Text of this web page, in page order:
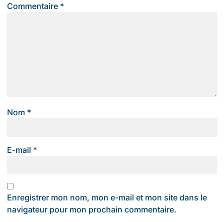
Commentaire *
Nom *
E-mail *
Enregistrer mon nom, mon e-mail et mon site dans le
navigateur pour mon prochain commentaire.